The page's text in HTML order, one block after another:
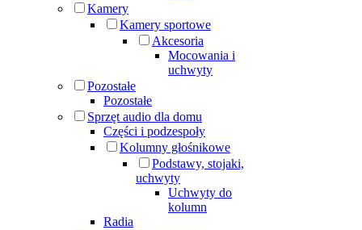
Kamery
Kamery sportowe
Akcesoria
Mocowania i
uchwyty
Pozostałe
Pozostałe
Sprzęt audio dla domu
Części i podzespoły
Kolumny głośnikowe
Podstawy, stojaki,
uchwyty
Uchwyty do
kolumn
Radia